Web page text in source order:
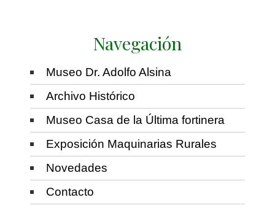
Navegación
Museo Dr. Adolfo Alsina
Archivo Histórico
Museo Casa de la Última fortinera
Exposición Maquinarias Rurales
Novedades
Contacto